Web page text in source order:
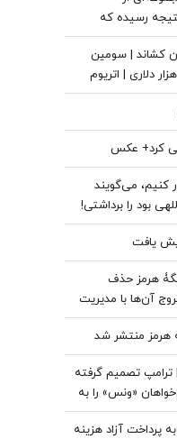
رسیده که
به کانال ۱۸۶ هزار تومان کشاند | سومین
تلاش ناکام بیت‌کوین برای تصاحب سطح ۶۵ هزار دلاری | اتریوم
کرد+ عکس
کنیم، می‌گویند
بود را برداشتی!
یافت
هرمز حذف
آن‌ها با مدیریت
گذر از تنگه در
هرمز منتشر شد
تصمیم گرفته
«ونس» را به
پرداخت آزاد هزینه